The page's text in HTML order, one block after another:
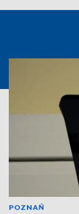
POZNAŃ